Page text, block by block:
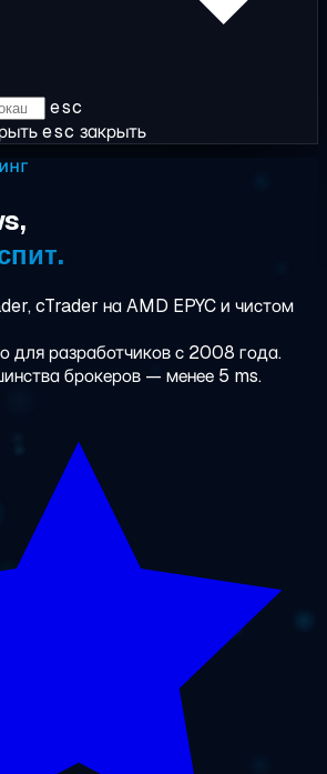
esc
esc закрыть
cTrader на AMD EPYC и чистом
для разработчиков с 2008 года.
брокеров — менее 5 ms.